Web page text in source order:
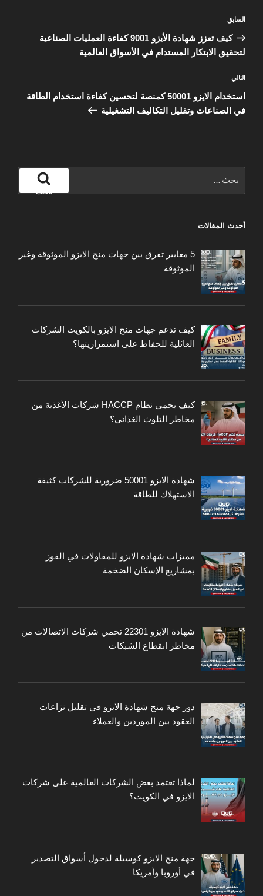
المقالة
السابقة
السابق
كيف تعزز شهادة الأيزو 9001 كفاءة العمليات الصناعية
لتحقيق الابتكار المستدام في الأسواق العالمية
المقالة
التالية
التالي
استخدام الايزو 50001 كمنصة لتحسين كفاءة استخدام الطاقة
في الصناعات وتقليل التكاليف التشغيلية
عن:
بحث
أحدث المقالات
5 معايير تفرق بين جهات منح الايزو الموثوقة وغير
الموثوقة
كيف تدعم جهات منح الايزو بالكويت الشركات
العائلية للحفاظ على استمراريتها؟
كيف يحمي نظام HACCP شركات الأغذية من
مخاطر التلوث الغذائي؟
شهادة الايزو 50001 ضرورية للشركات كثيفة
الاستهلاك للطاقة
مميزات شهادة الايزو للمقاولات في الفوز
بمشاريع الإسكان الضخمة
شهادة الايزو 22301 تحمي شركات الاتصالات من
مخاطر انقطاع الشبكات
دور جهة منح شهادة الايزو في تقليل نزاعات
العقود بين الموردين والعملاء
لماذا تعتمد بعض الشركات العالمية على شركات
الايزو في الكويت؟
جهة منح الايزو كوسيلة لدخول أسواق التصدير
في أوروبا وأمريكا